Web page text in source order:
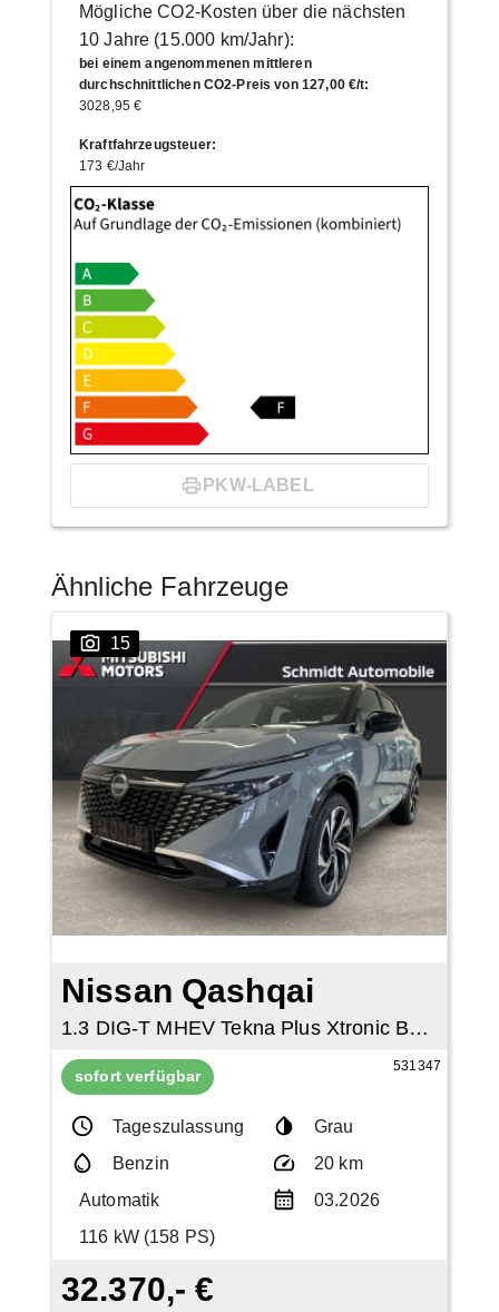
Mögliche CO2-Kosten über die nächsten
10 Jahre (15.000 km/Jahr):
bei einem angenommenen mittleren
durchschnittlichen CO2-Preis von 127,00 €/t:
3028,95 €
Kraftfahrzeugsteuer:
173 €/Jahr
PKW-LABEL
Ähnliche Fahrzeuge
15
Nissan Qashqai
1.3 DIG-T MHEV Tekna Plus Xtronic Bose Pano
sofort verfügbar
531347
Tageszulassung
Grau
Benzin
20 km
Automatik
03.2026
116 kW (158 PS)
32.370,- €